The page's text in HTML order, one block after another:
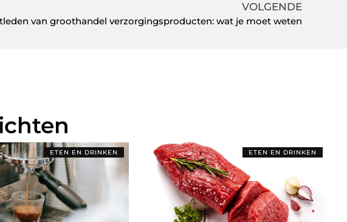
VOLGENDE
van groothandel verzorgingsproducten: wat je moet weten
ETEN EN DRINKEN ETEN EN DRINKEN